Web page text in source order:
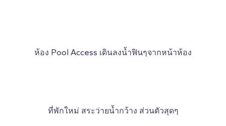
ห้อง Pool Access เดินลงน้ำฟินๆจากหน้าห้อง
ที่พักใหม่ สระว่ายน้ำกว้าง ส่วนตัวสุดๆ